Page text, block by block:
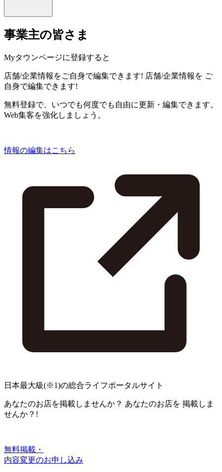
事業主の皆さま
Myタウンページに登録すると
店舗/企業情報をご自身で編集できます! 店舗/企業情報を ご
自身で編集できます!
無料登録で、いつでも何度でも自由に更新・編集できます。
Web集客を強化しましょう。
情報の編集はこちら
日本最大級(※1)の総合ライフポータルサイト
あなたのお店を掲載しませんか？ あなたのお店を 掲載しま
せんか？!
無料掲載・
内容変更のお申し込み